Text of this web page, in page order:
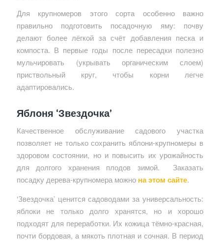
Для крупномеров этого сорта особенно важно
правильно подготовить посадочную яму: почву
делают более лёгкой за счёт добавления песка и
компоста. В первые годы после пересадки полезно
мульчировать (укрывать органическим слоем)
приствольный круг, чтобы корни легче
адаптировались.
Яблоня ‘Звездочка’
Качественное обслуживание садового участка
позволяет не только сохранить яблони-крупномеры в
здоровом состоянии, но и повысить их урожайность
для долгого хранения плодов зимой. Заказать
посадку дерева-крупномера можно на этом сайте.
‘Звездочка’ ценится садоводами за универсальность:
яблоки не только долго хранятся, но и хорошо
подходят для переработки. Их кожица тёмно-красная,
почти бордовая, а мякоть плотная и сочная. В период